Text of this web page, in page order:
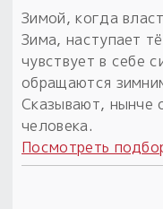
Зимой, когда
Зима, наступает
чувствует в себе
обращаются
Сказывают, нынче
человека.
Посмотреть